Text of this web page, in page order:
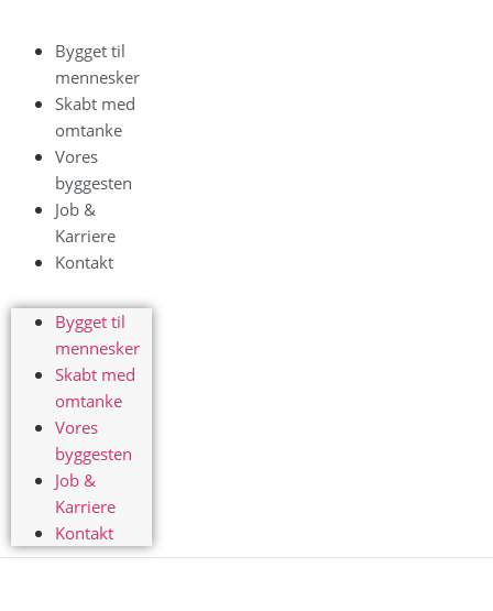
Bygget til
mennesker
Skabt med
omtanke
Vores
byggesten
Job &
Karriere
Kontakt
Bygget til
mennesker
Skabt med
omtanke
Vores
byggesten
Job &
Karriere
Kontakt